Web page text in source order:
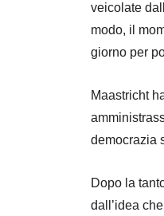
veicolate
modo, il
giorno per
Maastricht
democrazia
Dopo la
dall’idea